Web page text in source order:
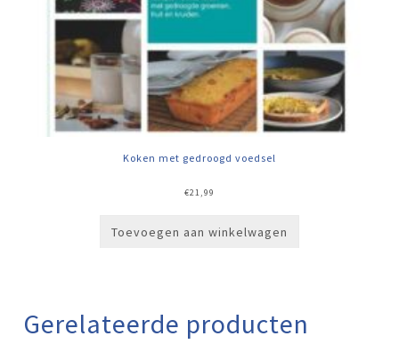
Koken met gedroogd voedsel
€21,99
Toevoegen aan winkelwagen
Gerelateerde producten